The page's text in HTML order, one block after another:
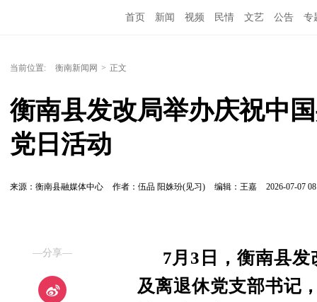
首页 新闻 视频 民情 文艺 公告 专
当前位置: 衡南新闻网 > 正文
衡南县发改局举办庆祝中
党日活动
来源：衡南县融媒体中心 作者：伍品 阳姝玢(见习) 编辑：王嘉 2026-07-07
—分享— 7月3日，衡南县发
及离退休党支部书记